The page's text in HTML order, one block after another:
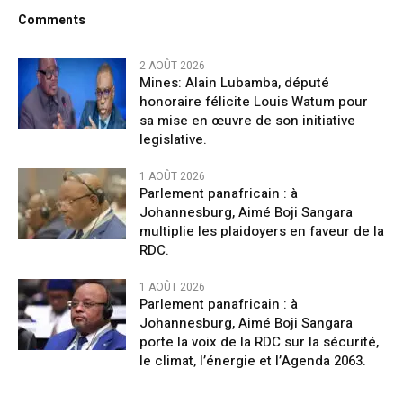
Comments
2 AOÛT 2026
Mines: Alain Lubamba, député
honoraire félicite Louis Watum pour
sa mise en œuvre de son initiative
legislative.
1 AOÛT 2026
Parlement panafricain : à
Johannesburg, Aimé Boji Sangara
multiplie les plaidoyers en faveur de la
RDC.
1 AOÛT 2026
Parlement panafricain : à
Johannesburg, Aimé Boji Sangara
porte la voix de la RDC sur la sécurité,
le climat, l’énergie et l’Agenda 2063.